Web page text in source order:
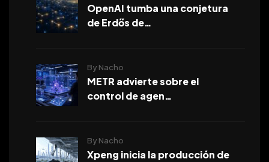
OpenAI tumba una conjetura
de Erdős de…
METR advierte sobre el
control de agen…
By Nacho
Xpeng inicia la producción de
By Nacho